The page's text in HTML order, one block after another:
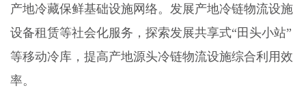
产地冷藏保鲜基础设施网络。发展产地冷链物流设施
设备租赁等社会化服务，探索发展共享式“田头小站”
等移动冷库，提高产地源头冷链物流设施综合利用效
率。